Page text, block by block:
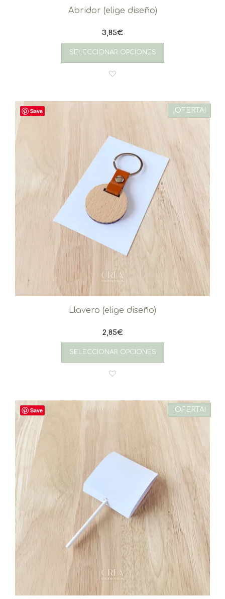
Abridor (elige diseño)
3,85€
SELECCIONAR OPCIONES
Save ¡OFERTA!
Llavero (elige diseño)
2,85€
SELECCIONAR OPCIONES
Save ¡OFERTA!